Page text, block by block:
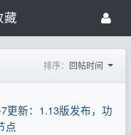
藏
排序： 回帖时间
更新：1.13版发布，功
点